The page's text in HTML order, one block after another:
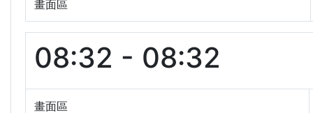
畫面區
08:32 - 08:32
畫面區